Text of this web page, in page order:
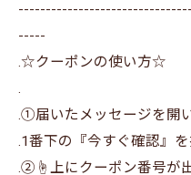
-----
.☆クーポンの使い方☆
.
.①届いたメッセージを開
.1番下の『今すぐ確認』を
.②☝上にクーポン番号が